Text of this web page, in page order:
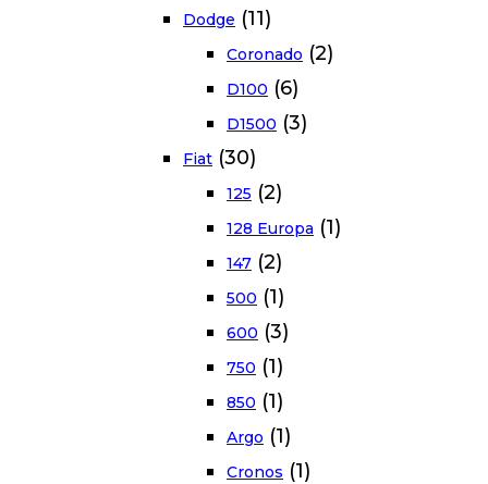
Dodge (11)
Coronado (2)
D100 (6)
D1500 (3)
Fiat (30)
125 (2)
128 Europa (1)
147 (2)
500 (1)
600 (3)
750 (1)
850 (1)
Argo (1)
Cronos (1)